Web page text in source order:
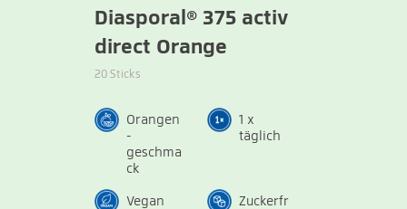
Diasporal® 375 activ
direct Orange
20 Sticks
Orangen
-
geschma
ck
1 x
täglich
Vegan
Zuckerfr